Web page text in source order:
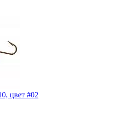
цвет #02